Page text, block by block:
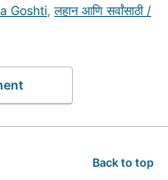
Goshti, लहान आणि सर्वांसाठी /
Back to top